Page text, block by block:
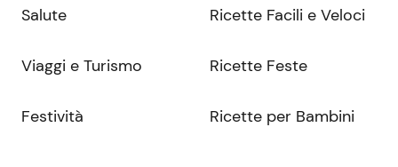
Salute
Viaggi e Turismo
Festività
Ricette Facili e Veloci
Ricette Feste
Ricette per Bambini